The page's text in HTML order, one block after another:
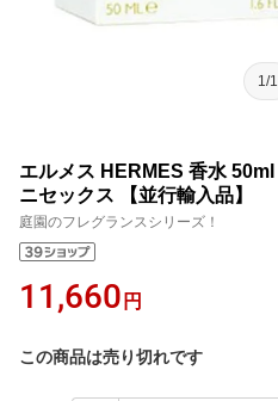
1/1
エルメス HERMES 香水
ニセックス 【並行輸入品】
庭園のフレグランスシリーズ！
11,660 円
この商品は売り切れです